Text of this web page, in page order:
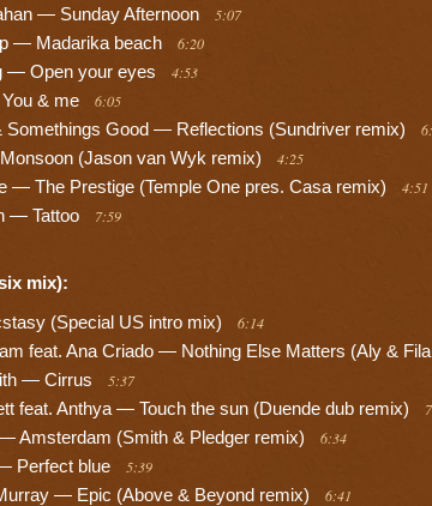
— Sunday Afternoon 5:07
— Madarika beach 6:20
— Open your eyes 4:53
& me 6:05
Somethings Good — Reflections (Sundriver remix)
(Jason van Wyk remix) 4:25
— The Prestige (Temple One pres. Casa remix) 4:51
— Tattoo 7:59
mix):
(Special US intro mix)
6:14
feat. Ana Criado — Nothing Else Matters (Aly &
— Cirrus 5:37
feat. Anthya — Touch the sun (Duende dub remix)
Amsterdam (Smith & Pledger remix) 6:34
Perfect blue 5:39
— Epic (Above & Beyond remix) 6:41